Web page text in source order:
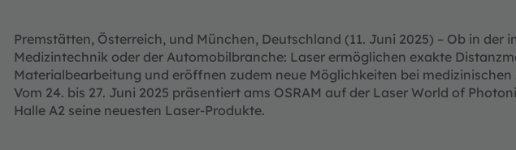
Premstätten, Österreich, und München, Deutschland (11. Juni 2025) – Ob in der
Medizintechnik oder der Automobilbranche: Laser ermöglichen exakte
Materialbearbeitung und eröffnen zudem neue Möglichkeiten bei medizinischen
Vom 24. bis 27. Juni 2025 präsentiert ams OSRAM auf der Laser World of
Halle A2 seine neuesten Laser-Produkte.